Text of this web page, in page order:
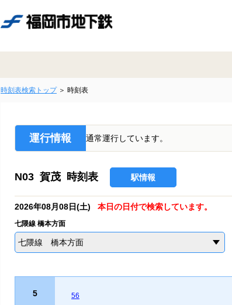
時刻表検索トップ 時刻表
運行情報 通常運行しています。
N03 賀茂 時刻表 駅情報
2026年08月08日(土) 本日の日付で検索しています。
七隈線 橋本方面
七隈線 橋本方面
5 56